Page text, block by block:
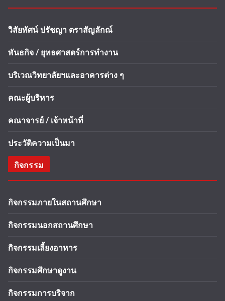
วิสัยทัศน์ ปรัชญา ตราสัญลักณ์
พันธกิจ / ยุทธศาสตร์การทำงาน
บริเวณวิทยาลัยฯและอาคารต่าง ๆ
คณะผู้บริหาร
คณาจารย์ / เจ้าหน้าที่
ประวัติความเป็นมา
กิจกรรม
กิจกรรมภายในสถานศึกษา
กิจกรรมนอกสถานศึกษา
กิจกรรมเลี้ยงอาหาร
กิจกรรมศึกษาดูงาน
กิจกรรมการบริจาก